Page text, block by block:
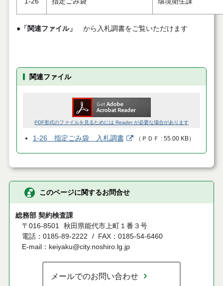
●「関連ファイル」 から入札調書をご覧いただけます
関連ファイル
PDF形式のファイルを見るためには Reader が必要な場合があります
1-26 指定ごみ袋 入札調書 （ ＰＤＦ 55.00 KB）
このページに関するお問合せ
総務部 契約検査課
〒016-8501 秋田県能代市上町１番３号
電話：0185-89-2222
FAX：0185-54-6460
E-mail：keiyaku@city.noshiro.lg.jp
メールでのお問い合わせ